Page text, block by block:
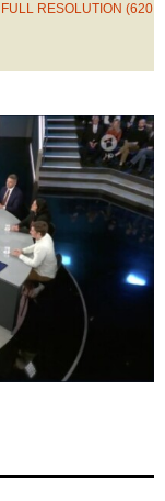
FULL RESOLUTION (620